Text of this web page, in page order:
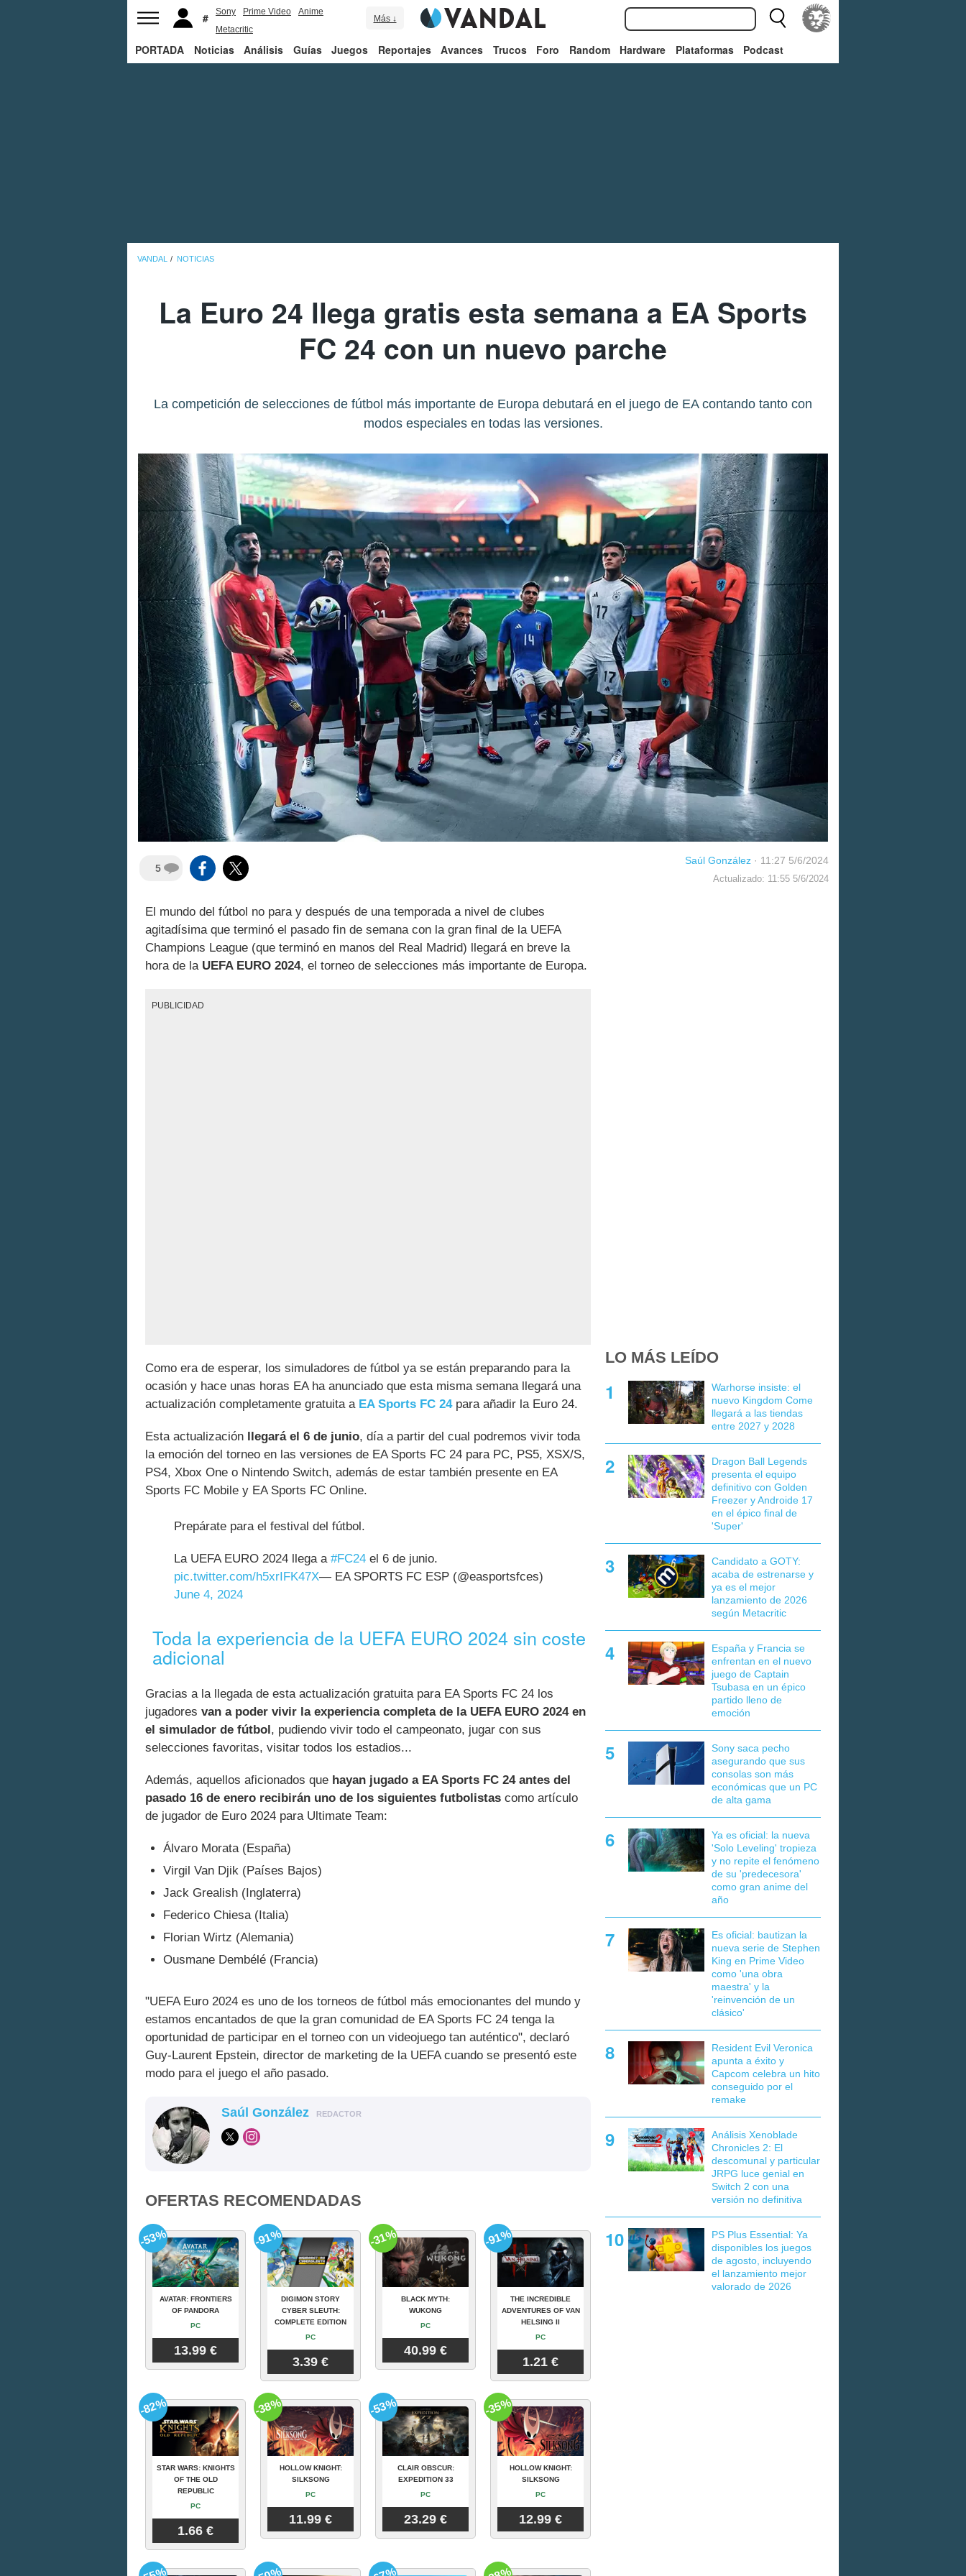
Sony Prime Video
Anime
Metacritic
Más ↓
PORTADA Noticias Análisis Guías Juegos Reportajes Avances Trucos Foro Random Hardware Plataformas Podcast
VANDAL NOTICIAS
La Euro 24 llega gratis esta semana a EA Sports
FC 24 con un nuevo parche
La competición de selecciones de fútbol más importante de Europa debutará en el juego de EA contando tanto con
modos especiales en todas las versiones.
5
Saúl González · 11:27 5/6/2024
Actualizado: 11:55 5/6/2024
El mundo del fútbol no para y después de una temporada a nivel de clubes
agitadísima que terminó el pasado fin de semana con la gran final de la UEFA
Champions League (que terminó en manos del Real Madrid) llegará en breve la
hora de la UEFA EURO 2024, el torneo de selecciones más importante de Europa.
PUBLICIDAD
Como era de esperar, los simuladores de fútbol ya se están preparando para la
ocasión y hace unas horas EA ha anunciado que esta misma semana llegará una
actualización completamente gratuita a EA Sports FC 24para añadir la Euro 24.
Esta actualización llegará el 6 de junio, día a partir del cual podremos vivir toda
la emoción del torneo en las versiones de EA Sports FC 24 para PC, PS5, XSX/S,
PS4, Xbox One o Nintendo Switch, además de estar también presente en EA
Sports FC Mobile y EA Sports FC Online.
Prepárate para el festival del fútbol.
La UEFA EURO 2024 llega a #FC24 el 6 de junio.
pic.twitter.com/h5xrIFK47X— EA SPORTS FC ESP (@easportsfces)
June 4, 2024
Toda la experiencia de la UEFA EURO 2024 sin coste
adicional
Gracias a la llegada de esta actualización gratuita para EA Sports FC 24 los
jugadores van a poder vivir la experiencia completa de la UEFA EURO 2024 en
el simulador de fútbol , pudiendo vivir todo el campeonato, jugar con sus
selecciones favoritas, visitar todos los estadios...
Además, aquellos aficionados que hayan jugado a EA Sports FC 24 antes del
pasado 16 de enero recibirán uno de los siguientes futbolistas como artículo
de jugador de Euro 2024 para Ultimate Team:
Álvaro Morata (España)
Virgil Van Djik (Países Bajos)
Jack Grealish (Inglaterra)
Federico Chiesa (Italia)
Florian Wirtz (Alemania)
Ousmane Dembélé (Francia)
"UEFA Euro 2024 es uno de los torneos de fútbol más emocionantes del mundo y
estamos encantados de que la gran comunidad de EA Sports FC 24 tenga la
oportunidad de participar en el torneo con un videojuego tan auténtico", declaró
Guy-Laurent Epstein, director de marketing de la UEFA cuando se presentó este
modo para el juego el año pasado.
Saúl González REDACTOR
OFERTAS RECOMENDADAS
AVATAR: FRONTIERS
OF PANDORA
PC
13.99 €
-53%
DIGIMON STORY
CYBER SLEUTH:
COMPLETE EDITION
PC
3.39 €
-91%
BLACK MYTH:
WUKONG
PC
40.99 €
-31%
THE INCREDIBLE
ADVENTURES OF VAN
HELSING II
PC
1.21 €
-91%
STAR WARS: KNIGHTS
OF THE OLD
REPUBLIC
PC
1.66 €
-82%
HOLLOW KNIGHT:
SILKSONG
PC
11.99 €
-38%
CLAIR OBSCUR:
EXPEDITION 33
PC
23.29 €
-53%
HOLLOW KNIGHT:
SILKSONG
PC
12.99 €
-35%
LO MÁS LEÍDO
Warhorse insiste: el
nuevo Kingdom Come
llegará a las tiendas
entre 2027 y 2028
Dragon Ball Legends
presenta el equipo
definitivo con Golden
Freezer y Androide 17
en el épico final de
'Super'
Candidato a GOTY:
acaba de estrenarse y
ya es el mejor
lanzamiento de 2026
según Metacritic
España y Francia se
enfrentan en el nuevo
juego de Captain
Tsubasa en un épico
partido lleno de
emoción
Sony saca pecho
asegurando que sus
consolas son más
económicas que un PC
de alta gama
Ya es oficial: la nueva
'Solo Leveling' tropieza
y no repite el fenómeno
de su 'predecesora'
como gran anime del
año
Es oficial: bautizan la
nueva serie de Stephen
King en Prime Video
como 'una obra
maestra' y la
'reinvención de un
clásico'
Resident Evil Veronica
apunta a éxito y
Capcom celebra un hito
conseguido por el
remake
Análisis Xenoblade
Chronicles 2: El
descomunal y particular
JRPG luce genial en
Switch 2 con una
versión no definitiva
PS Plus Essential: Ya
disponibles los juegos
de agosto, incluyendo
el lanzamiento mejor
valorado de 2026